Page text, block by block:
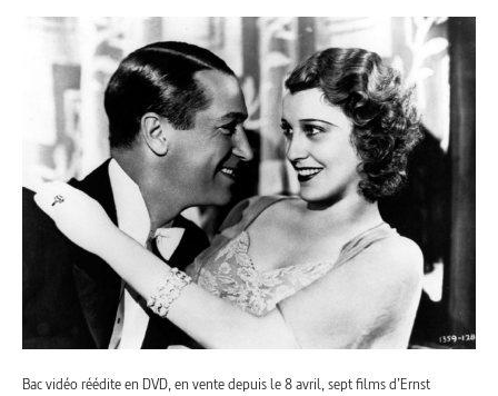
Bac vidéo réédite en DVD, en vente depuis le 8 avril, sept films d’Ernst